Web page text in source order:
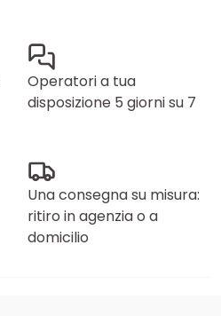
Operatori a tua
disposizione 5 giorni su 7
Una consegna su misura:
ritiro in agenzia o a
domicilio